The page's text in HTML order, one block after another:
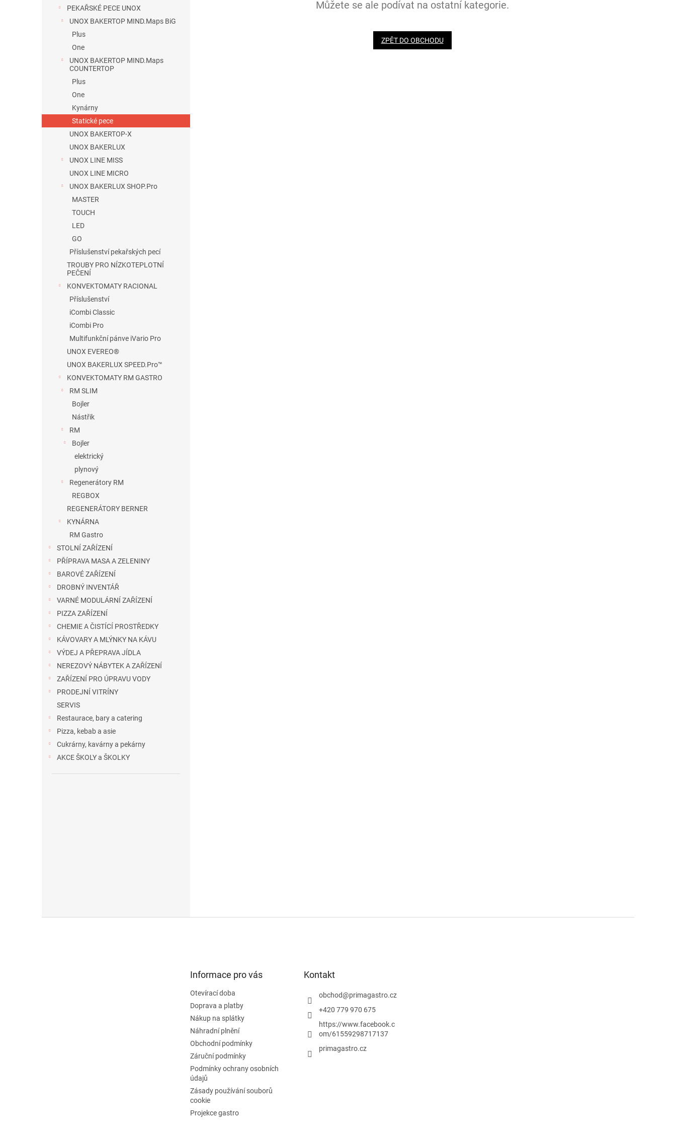
PEKAŘSKÉ PECE UNOX
UNOX BAKERTOP MIND.Maps BiG
Plus
One
UNOX BAKERTOP MIND.Maps
COUNTERTOP
Plus
One
Kynárny
Statické pece
UNOX BAKERTOP-X
UNOX BAKERLUX
UNOX LINE MISS
UNOX LINE MICRO
UNOX BAKERLUX SHOP.Pro
MASTER
TOUCH
LED
GO
Příslušenství pekařských pecí
TROUBY PRO NÍZKOTEPLOTNÍ
PEČENÍ
KONVEKTOMATY RACIONAL
Příslušenství
iCombi Classic
iCombi Pro
Multifunkční pánve iVario Pro
UNOX EVEREO®
UNOX BAKERLUX SPEED.Pro™
KONVEKTOMATY RM GASTRO
RM SLIM
Bojler
Nástřik
RM
Bojler
elektrický
plynový
Regenerátory RM
REGBOX
REGENERÁTORY BERNER
KYNÁRNA
RM Gastro
STOLNÍ ZAŘÍZENÍ
PŘÍPRAVA MASA A ZELENINY
BAROVÉ ZAŘÍZENÍ
DROBNÝ INVENTÁŘ
VARNÉ MODULÁRNÍ ZAŘÍZENÍ
PIZZA ZAŘÍZENÍ
CHEMIE A ČISTÍCÍ PROSTŘEDKY
KÁVOVARY A MLÝNKY NA KÁVU
VÝDEJ A PŘEPRAVA JÍDLA
NEREZOVÝ NÁBYTEK A ZAŘÍZENÍ
ZAŘÍZENÍ PRO ÚPRAVU VODY
PRODEJNÍ VITRÍNY
SERVIS
Restaurace, bary a catering
Pizza, kebab a asie
Cukrárny, kavárny a pekárny
AKCE ŠKOLY a ŠKOLKY
Můžete se ale podívat na ostatní kategorie.
ZPĚT DO OBCHODU
Informace pro vás
Otevírací doba
Doprava a platby
Nákup na splátky
Náhradní plnění
Obchodní podmínky
Záruční podmínky
Podmínky ochrany osobních
údajů
Zásady používání souborů
cookie
Projekce gastro
Kontakt
obchod@primagastro.cz
+420 779 970 675
https://www.facebook.c
om/61559298717137
primagastro.cz